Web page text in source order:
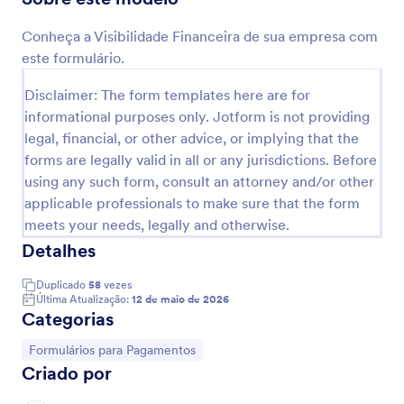
Conheça a Visibilidade Financeira de sua empresa com
este formulário.
Disclaimer: The form templates here are for
informational purposes only. Jotform is not providing
legal, financial, or other advice, or implying that the
forms are legally valid in all or any jurisdictions. Before
using any such form, consult an attorney and/or other
applicable professionals to make sure that the form
meets your needs, legally and otherwise.
Detalhes
Duplicado 58 vezes
Última Atualização: 12 de maio de 2026
Categorias
Ir para Categoria:
Formulários para Pagamentos
Criado por